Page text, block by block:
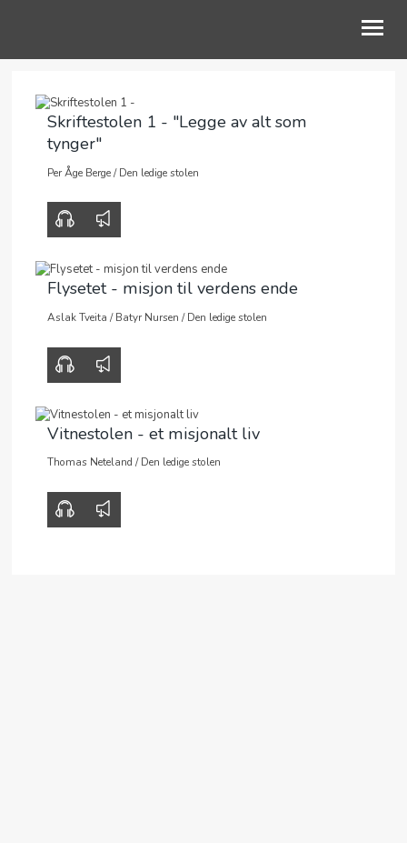
OM OSS
BLI MED
KALENDER
TALER
KLEPPE BEDEHUS
Skriftestolen 1 - "Legge av alt som
tynger"
Per Åge Berge/Den ledige stolen
Flysetet - misjon til verdens ende
Aslak Tveita /Batyr Nursen /Den ledige stolen
Vitnestolen - et misjonalt liv
Thomas Neteland /Den ledige stolen